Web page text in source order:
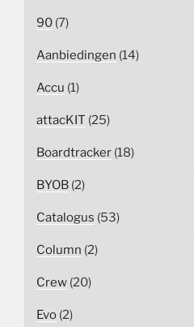
90 (7)
Aanbiedingen (14)
Accu (1)
attacKIT (25)
Boardtracker (18)
BYOB (2)
Catalogus (53)
Column (2)
Crew (20)
Evo (2)